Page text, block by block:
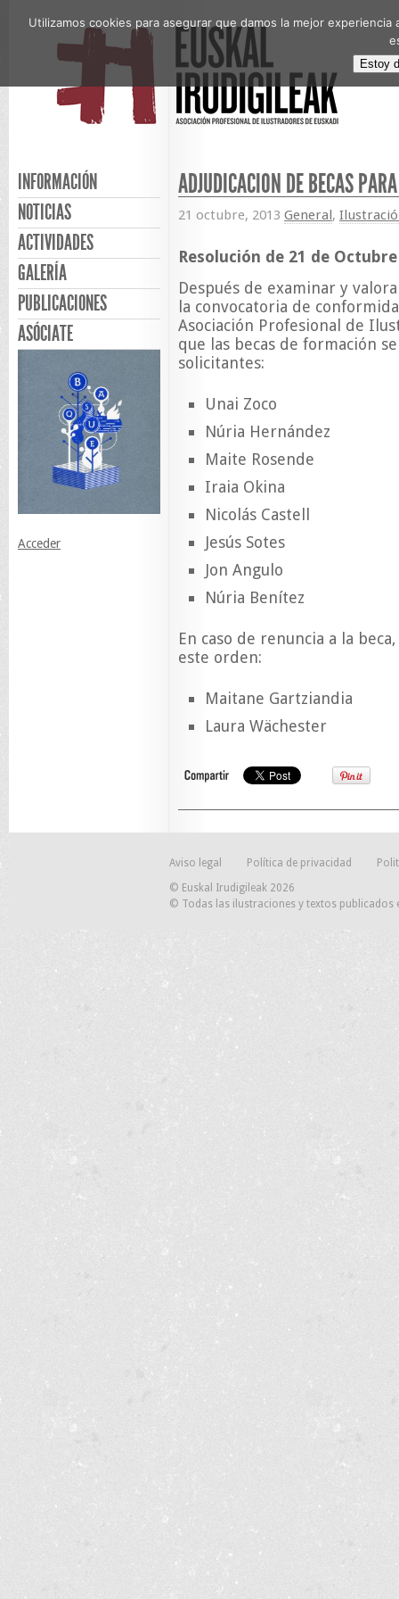
INFORMACIÓN
NOTICIAS
ACTIVIDADES
GALERÍA
PUBLICACIONES
ASÓCIATE
Acceder
ADJUDICACIÓN DE BECAS
21 octubre, 2013 General,
Resolución de 21 de
Después de examinar y
la convocatoria de
Asociación Profesional de
que las becas de formación
solicitantes:
Unai Zoco
Núria Hernández
Maite Rosende
Iraia Okina
Nicolás Castell
Jesús Sotes
Jon Angulo
Núria Benítez
En caso de renuncia a la
este orden:
Maitane Gartziandia
Laura Wächester
Aviso legal Política de privacidad
© Euskal Irudigileak 2026
© Todas las ilustraciones y textos publicados
Utilizamos cookies para asegurar que damos la mejor
Estoy